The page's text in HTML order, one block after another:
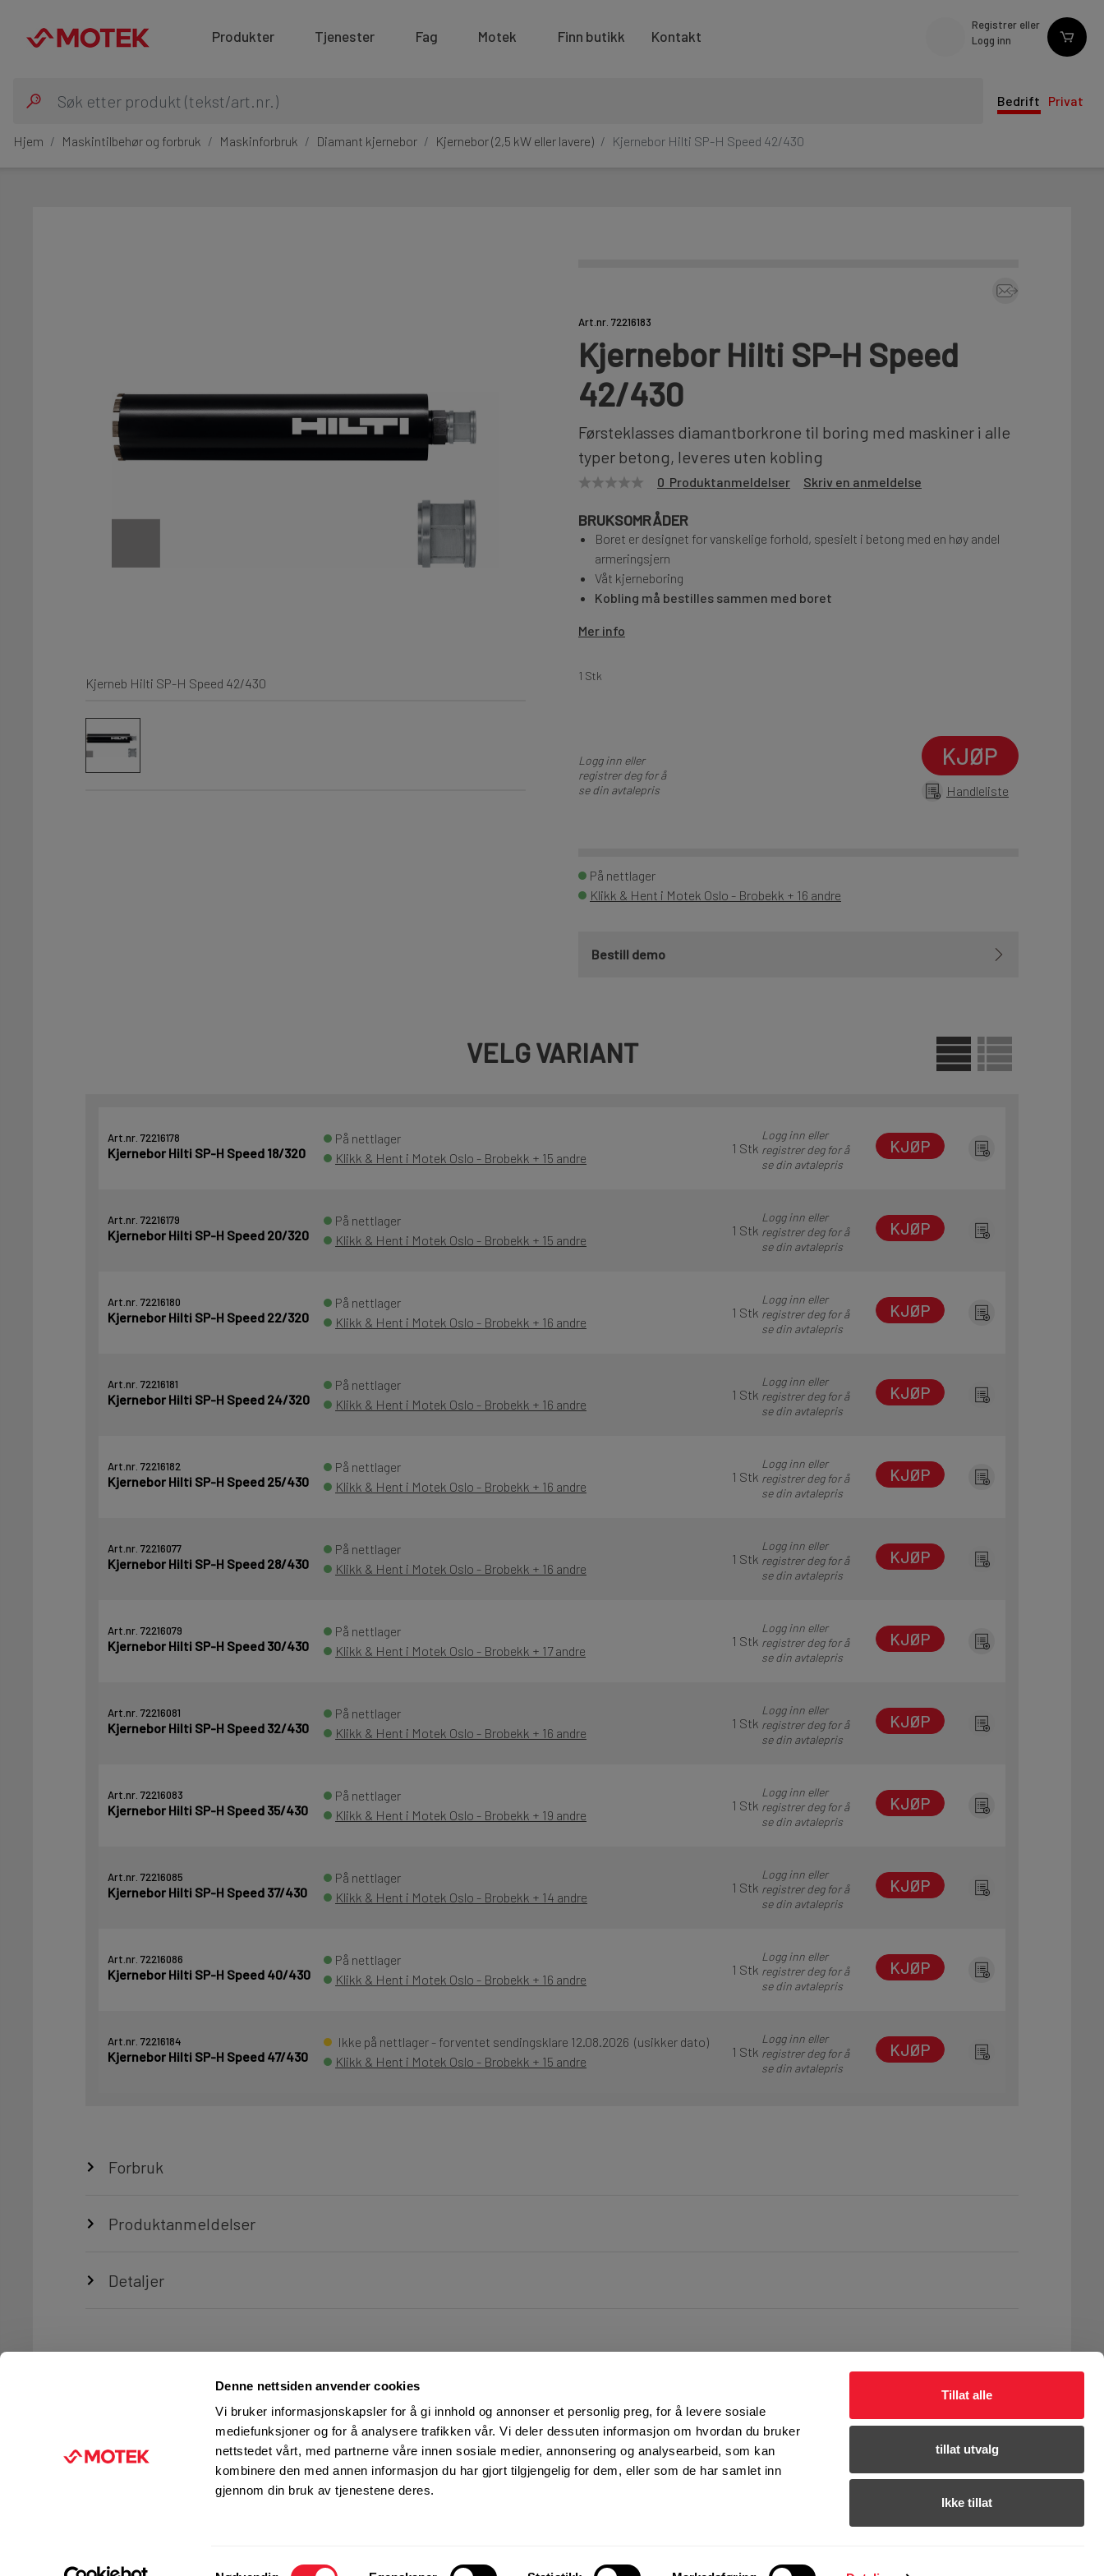
Denne nettsiden anvender cookies
Vi bruker informasjonskapsler for å gi innhold og annonser et personlig preg, for å levere sosiale
mediefunksjoner og for å analysere trafikken vår. Vi deler dessuten informasjon om hvordan du bruker
nettstedet vårt, med partnerne våre innen sosiale medier, annonsering og analysearbeid, som kan
kombinere den med annen informasjon du har gjort tilgjengelig for dem, eller som de har samlet inn
gjennom din bruk av tjenestene deres.
Samtykkevalg
Tillat alle
tillat utvalg
Ikke tillat
Produkter Tjenester Fag Motek Finn butikk Kontakt
Registrer eller
Logg inn
Bedrift Privat
Hjem Maskintilbehør og forbruk Maskinforbruk Diamant kjernebor Kjernebor (2,5 kW eller lavere) Kjernebor Hilti SP-H Speed 42/430
Kjerneb Hilti SP-H Speed 42/430
Art.nr. 72216183
Kjernebor Hilti SP-H Speed
42/430
Førsteklasses diamantborkrone til boring med maskiner i alle
typer betong, leveres uten kobling
0 Produktanmeldelser Skriv en anmeldelse
BRUKSOMRÅDER
Boret er designet for vanskelige forhold, spesielt i betong med en høy andel
armeringsjern
Våt kjerneboring
Kobling må bestilles sammen med boret
Mer info
1 Stk
Logg inn eller
registrer deg for å
se din avtalepris
KJØP
Handleliste
På nettlager
Klikk & Hent i Motek Oslo - Brobekk + 16 andre
Bestill demo
VELG VARIANT
Art.nr. 72216178
Kjernebor Hilti SP-H Speed 18/320
På nettlager
Klikk & Hent i Motek Oslo - Brobekk + 15 andre
1 Stk
Logg inn eller
registrer deg for å
se din avtalepris
KJØP
Art.nr. 72216179
Kjernebor Hilti SP-H Speed 20/320
På nettlager
Klikk & Hent i Motek Oslo - Brobekk + 15 andre
1 Stk
Logg inn eller
registrer deg for å
se din avtalepris
KJØP
Art.nr. 72216180
Kjernebor Hilti SP-H Speed 22/320
På nettlager
Klikk & Hent i Motek Oslo - Brobekk + 16 andre
1 Stk
Logg inn eller
registrer deg for å
se din avtalepris
KJØP
Art.nr. 72216181
Kjernebor Hilti SP-H Speed 24/320
På nettlager
Klikk & Hent i Motek Oslo - Brobekk + 16 andre
1 Stk
Logg inn eller
registrer deg for å
se din avtalepris
KJØP
Art.nr. 72216182
Kjernebor Hilti SP-H Speed 25/430
På nettlager
Klikk & Hent i Motek Oslo - Brobekk + 16 andre
1 Stk
Logg inn eller
registrer deg for å
se din avtalepris
KJØP
Art.nr. 72216077
Kjernebor Hilti SP-H Speed 28/430
På nettlager
Klikk & Hent i Motek Oslo - Brobekk + 16 andre
1 Stk
Logg inn eller
registrer deg for å
se din avtalepris
KJØP
Art.nr. 72216079
Kjernebor Hilti SP-H Speed 30/430
På nettlager
Klikk & Hent i Motek Oslo - Brobekk + 17 andre
1 Stk
Logg inn eller
registrer deg for å
se din avtalepris
KJØP
Art.nr. 72216081
Kjernebor Hilti SP-H Speed 32/430
På nettlager
Klikk & Hent i Motek Oslo - Brobekk + 16 andre
1 Stk
Logg inn eller
registrer deg for å
se din avtalepris
KJØP
Art.nr. 72216083
Kjernebor Hilti SP-H Speed 35/430
På nettlager
Klikk & Hent i Motek Oslo - Brobekk + 19 andre
1 Stk
Logg inn eller
registrer deg for å
se din avtalepris
KJØP
Art.nr. 72216085
Kjernebor Hilti SP-H Speed 37/430
På nettlager
Klikk & Hent i Motek Oslo - Brobekk + 14 andre
1 Stk
Logg inn eller
registrer deg for å
se din avtalepris
KJØP
Art.nr. 72216086
Kjernebor Hilti SP-H Speed 40/430
På nettlager
Klikk & Hent i Motek Oslo - Brobekk + 16 andre
1 Stk
Logg inn eller
registrer deg for å
se din avtalepris
KJØP
Art.nr. 72216184
Kjernebor Hilti SP-H Speed 47/430
Ikke på nettlager - forventet sendingsklare 12.08.2026 (usikker dato)
Klikk & Hent i Motek Oslo - Brobekk + 15 andre
1 Stk
Logg inn eller
registrer deg for å
se din avtalepris
KJØP
Forbruk
Produktanmeldelser
Detaljer
FIRMAINFORMASJON
TJENESTER
Ingeniørtjenester
Management
FØLG OSS PÅ
Facebook
KUNDESERVICE:
Man-Fre: 07:00 - 16:00